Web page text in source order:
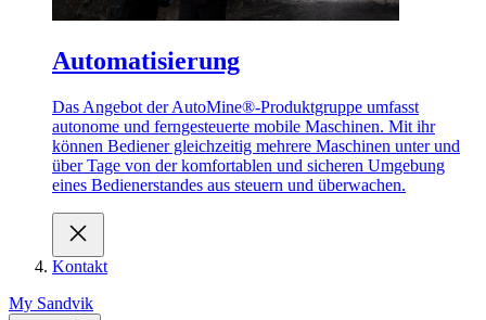
Automatisierung
Das Angebot der AutoMine®-Produktgruppe umfasst
autonome und ferngesteuerte mobile Maschinen. Mit ihr
können Bediener gleichzeitig mehrere Maschinen unter und
über Tage von der komfortablen und sicheren Umgebung
eines Bedienerstandes aus steuern und überwachen.
Kontakt
My Sandvik